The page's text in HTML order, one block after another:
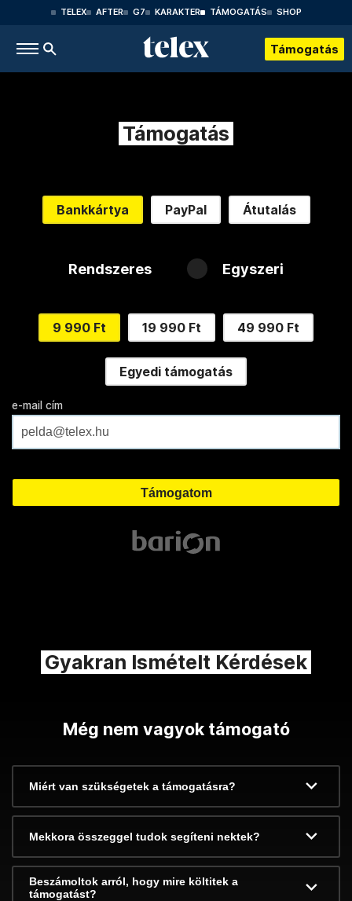
TELEX AFTER G7 KARAKTER TÁMOGATÁS SHOP
Támogatás
Támogatás
Bankkártya PayPal Átutalás
Rendszeres Egyszeri
9 990 Ft 19 990 Ft 49 990 Ft
Egyedi támogatás
e-mail cím
Gyakran Ismételt Kérdések
Még nem vagyok támogató
Miért van szükségetek a támogatásra?
Mekkora összeggel tudok segíteni nektek?
Beszámoltok arról, hogy mire költitek a
támogatást?